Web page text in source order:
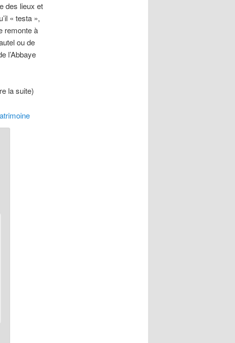
des lieux et
« testa »,
remonte à
ou de
l’Abbaye
la suite)